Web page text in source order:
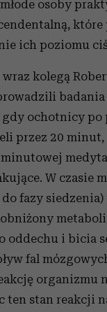
osoby
które
ich poziomu
wraz kolegą
ochotnicy po
przez 20 minut,
W czasie
fazy siedzenia)
oddechu i bicia
fal
organizmu
ten stan reakcji